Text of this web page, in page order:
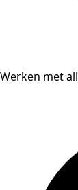
Werken met